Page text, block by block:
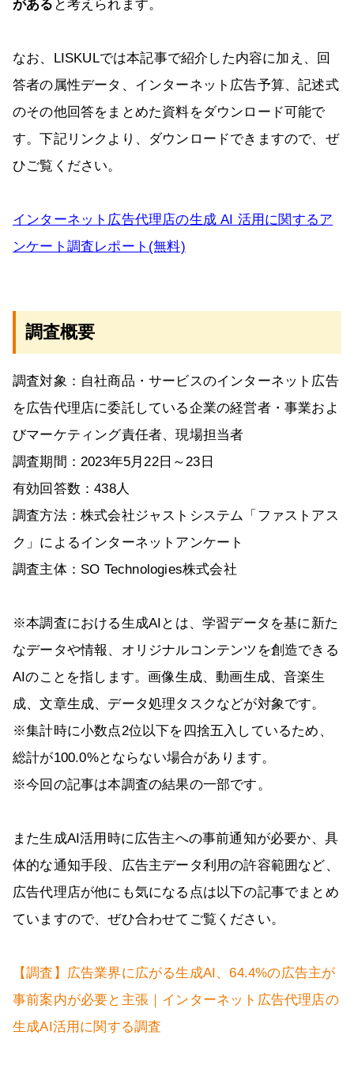
がある と考えられます。
なお、LISKULでは本記事で紹介した内容に加え、回
答者の属性データ、インターネット広告予算、記述式
のその他回答をまとめた資料をダウンロード可能で
す。下記リンクより、ダウンロードできますので、ぜ
ひご覧ください。
インターネット広告代理店の生成 AI 活用に関するア
ンケート調査レポート(無料)
調査概要
調査対象：自社商品・サービスのインターネット広告
を広告代理店に委託している企業の経営者・事業およ
びマーケティング責任者、現場担当者
調査期間：2023年5月22日～23日
有効回答数：438人
調査方法：株式会社ジャストシステム「ファストアス
ク」によるインターネットアンケート
調査主体：SO Technologies株式会社
※本調査における生成AIとは、学習データを基に新た
なデータや情報、オリジナルコンテンツを創造できる
AIのことを指します。画像生成、動画生成、音楽生
成、文章生成、データ処理タスクなどが対象です。
※集計時に小数点2位以下を四捨五入しているため、
総計が100.0%とならない場合があります。
※今回の記事は本調査の結果の一部です。
また生成AI活用時に広告主への事前通知が必要か、具
体的な通知手段、広告主データ利用の許容範囲など、
広告代理店が他にも気になる点は以下の記事でまとめ
ていますので、ぜひ合わせてご覧ください。
【調査】広告業界に広がる生成AI、64.4%の広告主が
事前案内が必要と主張｜インターネット広告代理店の
生成AI活用に関する調査